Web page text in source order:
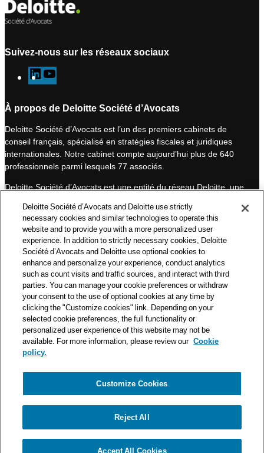
Suivez-nous sur les réseaux sociaux
L
i
k
e
d
I
n
o
T
u
b
e
À propos de Deloitte Société d’Avocats
Deloitte Société d’Avocats est l’un des premiers cabinets de
conseil français, spécialisé en stratégies fiscales et juridiques
internationales. Notre cabinet compte aujourd’hui plus de 640
professionnels parmi lesquels 77 associés.
Deloitte Société d’Avocats est une entité du réseau Deloitte, une
professionnels et à ce titre, travaille avec les 50 000 fiscalistes
et juristes de Deloitte situés dans 150 pays.
Les informations contenues sur ce blog ont pour objectif
d’informer ses lecteurs de manière générale. Elles ne peuvent
en aucun cas se substituer à un conseil délivré par un
professionnel en fonction d’une situation donnée. Un soin
particulier est apporté à la rédaction de nos articles, néanmoins
Deloitte Société d’Avocats décline toute responsabilité relative
aux éventuelles erreurs et omissions qu’ils pourraient contenir.​
Politique de confidentialité
Mentions légales
© Deloitte Société d’Avocats. Une entité du réseau Deloitte.
Deloitte Société d’Avocats and Deloitte use strictly
necessary cookies and similar technologies to operate this
website and to provide you with a more personalized user
experience. In addition to strictly necessary cookies, Deloitte
Société d’Avocats and Deloitte use optional cookies to
enhance and personalize your experience, conduct analytics
such as count visits and traffic sources, and interact with third
parties. You can manage your cookie preferences or withdraw
your consent to the use of optional cookies at any time by
clicking the "Customize cookies" link. Depending on your
selected cookie preferences, the full functionality or
personalized user experience of this website may not be
available. For more information, please review our Cookie
policy.
Customize Cookies
Reject All
Accept All Cookies